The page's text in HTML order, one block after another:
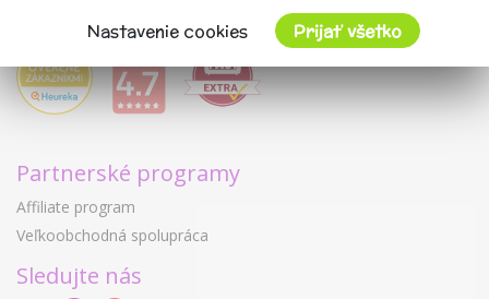
Partnerské programy
Affiliate program
Veľkoobchodná spolupráca
Sledujte nás
Nastavenie cookies Prijať všetko